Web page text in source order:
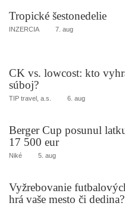
Tropické šestonedelie
INZERCIA 7. aug
CK vs. lowcost: kto
súboj?
TIP travel, a.s. 6. aug
Berger Cup posunul
17 500 eur
Niké 5. aug
Vyžrebovanie
hrá vaše mesto či dedina?